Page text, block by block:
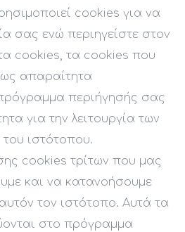
cookies για να
σας ενώ περιηγείστε στον
cookies, τα cookies που
ως απαραίτητα
περιήγησής σας
για την λειτουργία των
του ιστότοπου.
cookies τρίτων που μας
και να κατανοήσουμε
τον ιστότοπο. Αυτά τα
στο πρόγραμμα